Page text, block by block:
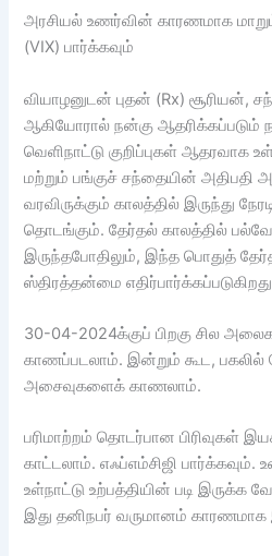
அரசியல் உணர்வின் காரணமாக
(VIX) பார்க்கவும்
வியாழனுடன் புதன் (Rx) சூரியன்,
ஆகியோரால் நன்கு ஆதரிக்கப்படும்
வெளிநாட்டு குறிப்புகள்
மற்றும் பங்குச் சந்தையின்
வரவிருக்கும் காலத்தில் இருந்து
தொடங்கும். தேர்தல் காலத்தில்
இருந்தபோதிலும், இந்த பொதுத்
ஸ்திரத்தன்மை
30-04-2024க்குப் பிறகு சில
காணப்படலாம். இன்றும் கூட,
அசைவுகளைக் காணலாம்.
பரிமாற்றம் தொடர்பான பிரிவுகள்
காட்டலாம். எஃப்எம்சிஜி
உள்நாட்டு உற்பத்தியின் படி இருக்க
இது தனிநபர் வருமானம் காரணமாக